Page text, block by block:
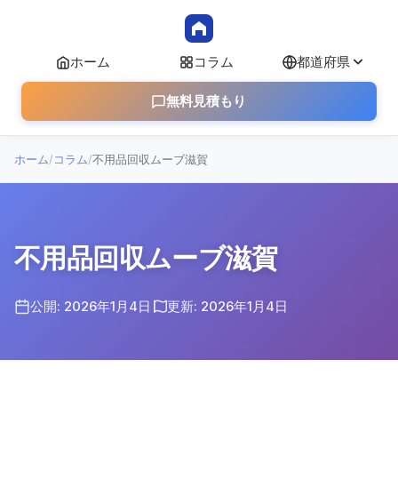
ホーム コラム 都道府県
無料見積もり
ホーム/コラム/不用品回収ムーブ滋賀
不用品回収ムーブ滋賀
公開: 2026年1月4日 更新: 2026年1月4日